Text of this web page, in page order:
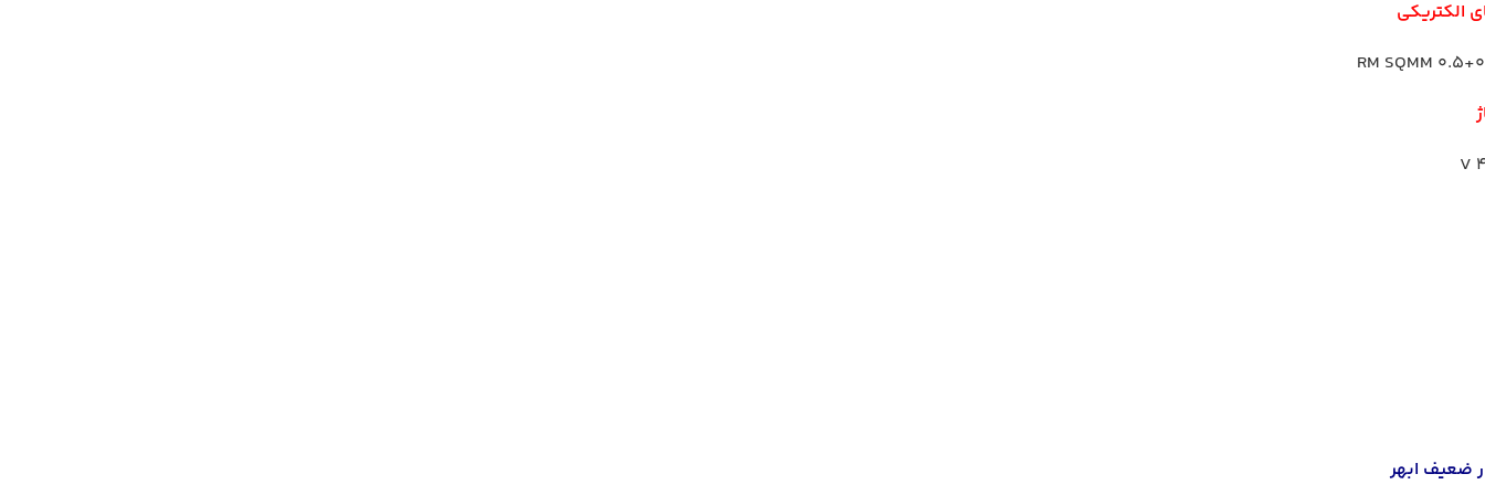
الکتریکی
ضعیف ابهر